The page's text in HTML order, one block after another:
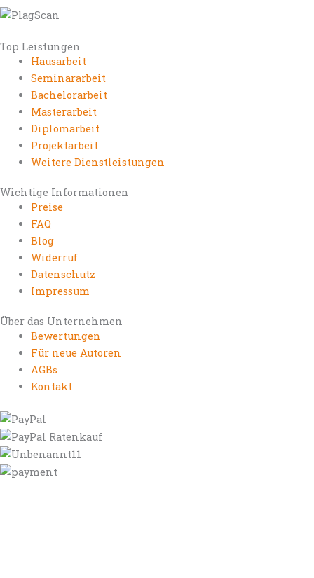
Top Leistungen
Hausarbeit
Seminararbeit
Bachelorarbeit
Masterarbeit
Diplomarbeit
Projektarbeit
Weitere Dienstleistungen
Wichtige Informationen
Preise
FAQ
Blog
Widerruf
Datenschutz
Impressum
Über das Unternehmen
Bewertungen
Für neue Autoren
AGBs
Kontakt